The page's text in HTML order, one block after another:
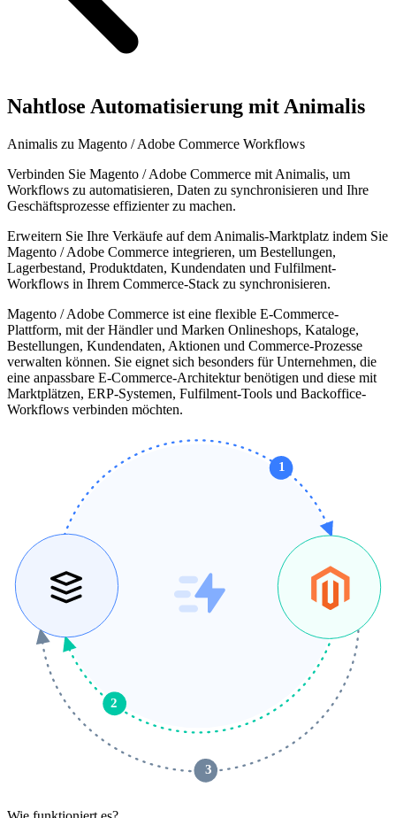
Nahtlose Automatisierung mit Animalis
Animalis zu Magento / Adobe Commerce Workflows
Verbinden Sie Magento / Adobe Commerce mit Animalis, um
Workflows zu automatisieren, Daten zu synchronisieren und Ihre
Geschäftsprozesse effizienter zu machen.
Erweitern Sie Ihre Verkäufe auf dem Animalis-Marktplatz indem Sie
Magento / Adobe Commerce integrieren, um Bestellungen,
Lagerbestand, Produktdaten, Kundendaten und Fulfilment-
Workflows in Ihrem Commerce-Stack zu synchronisieren.
Magento / Adobe Commerce ist eine flexible E-Commerce-
Plattform, mit der Händler und Marken Onlineshops, Kataloge,
Bestellungen, Kundendaten, Aktionen und Commerce-Prozesse
verwalten können. Sie eignet sich besonders für Unternehmen, die
eine anpassbare E-Commerce-Architektur benötigen und diese mit
Marktplätzen, ERP-Systemen, Fulfilment-Tools und Backoffice-
Workflows verbinden möchten.
1
2
3